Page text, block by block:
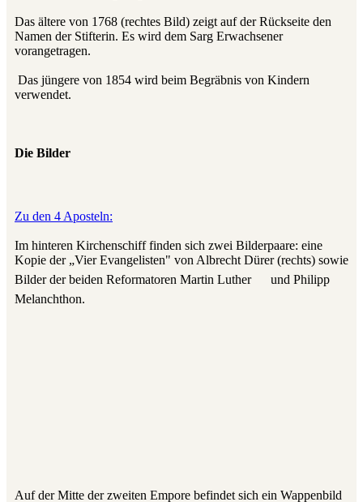
Das ältere von 1768 (rechtes Bild) zeigt auf der Rückseite den
Namen der Stifterin. Es wird dem Sarg Erwachsener
vorangetragen.
Das jüngere von 1854 wird beim Begräbnis von Kindern
verwendet.
Die Bilder
Zu den 4 Aposteln:
Im hinteren Kirchenschiff finden sich zwei Bilderpaare: eine
Kopie der „Vier Evangelisten" von Albrecht Dürer (rechts) sowie
Bilder der beiden Reformatoren Martin Luther
und Philipp
Melanchthon.
Auf der Mitte der zweiten Empore befindet sich ein Wappenbild